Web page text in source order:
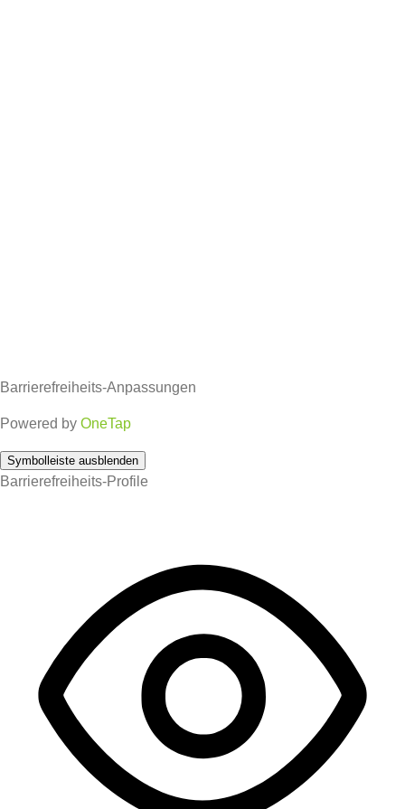
Barrierefreiheits-Anpassungen
Powered by OneTap
Symbolleiste ausblenden
Barrierefreiheits-Profile